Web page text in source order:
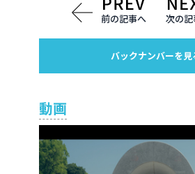
前の記事へ 次の
バックナンバーを見
動画